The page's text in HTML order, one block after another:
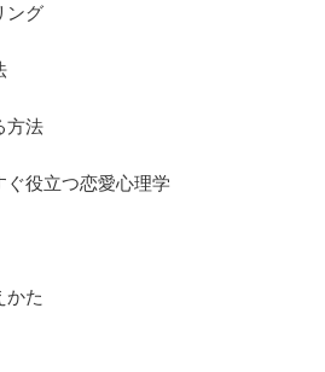
ング
方法
ぐ役立つ恋愛心理学
かた